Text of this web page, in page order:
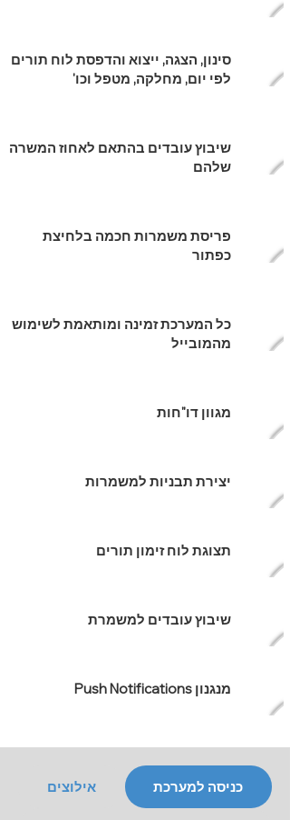
סינון, הצגה, ייצוא והדפסת לוח תורים
לפי יום, מחלקה, מטפל וכו'
שיבוץ עובדים בהתאם לאחוז המשרה
שלהם
פריסת משמרות חכמה בלחיצת
כפתור
כל המערכת זמינה ומותאמת לשימוש
מהמובייל
מגוון דו"חות
יצירת תבניות למשמרות
תצוגת לוח זימון תורים
שיבוץ עובדים למשמרת
מנגנון Push Notifications
כניסה למערכת אילוצים